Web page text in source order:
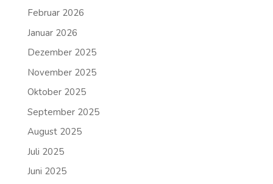
Februar 2026
Januar 2026
Dezember 2025
November 2025
Oktober 2025
September 2025
August 2025
Juli 2025
Juni 2025